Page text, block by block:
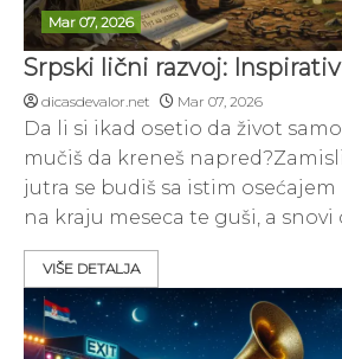
Mar 07, 2026
Srpski lični razvoj:
dicasdevalor.net Mar 07, 2026
Da li si ikad osetio da život
mučiš da kreneš
jutra se budiš sa istim
na kraju meseca te guši, a
VIŠE DETALJA